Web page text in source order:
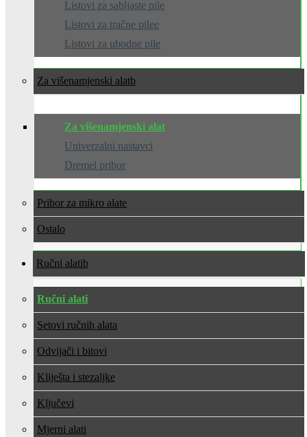
Listovi za sabljaste pile
Listovi za tračne pilee
Listovi za ubodne pile
Za višenamjenski alat
Za višenamjenski alat
Univerzalni nastavci
Dremel pribor
Pribor za mikro alate
Ostalo
Ručni alati
Ručni alati
Setovi ručnih alata
Odvijači i bitovi
Kliješta i stezaljke
Ključevi
Mjerni alati